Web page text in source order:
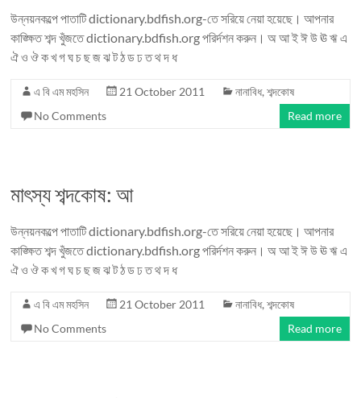
উন্নয়নকল্পে পাতাটি dictionary.bdfish.org-তে সরিয়ে নেয়া হয়েছে। আপনার
কাঙ্ক্ষিত শব্দ খুঁজতে dictionary.bdfish.org পরির্দশন করুন। অ আ ই ঈ উ ঊ ঋ এ
ঐ ও ঔ ক খ গ ঘ চ ছ জ ঝ ট ঠ ড ঢ ত থ দ ধ
এ বি এম মহসিন 21 October 2011 নানাবিধ,শব্দকোষ
No Comments
Read more
মাৎস্য শব্দকোষ: আ
উন্নয়নকল্পে পাতাটি dictionary.bdfish.org-তে সরিয়ে নেয়া হয়েছে। আপনার
কাঙ্ক্ষিত শব্দ খুঁজতে dictionary.bdfish.org পরির্দশন করুন। অ আ ই ঈ উ ঊ ঋ এ
ঐ ও ঔ ক খ গ ঘ চ ছ জ ঝ ট ঠ ড ঢ ত থ দ ধ
এ বি এম মহসিন 21 October 2011 নানাবিধ,শব্দকোষ
No Comments
Read more